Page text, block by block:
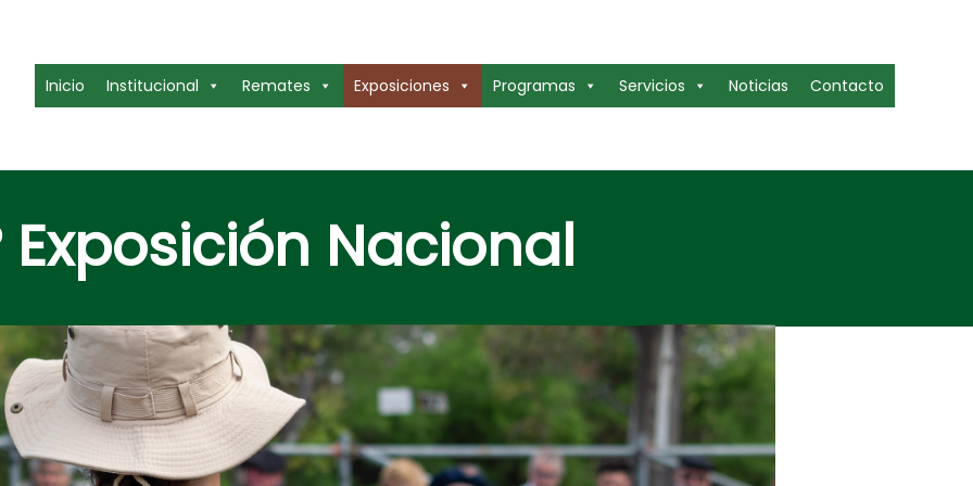
Inicio Institucional Remates Exposiciones Programas Servicios Noticias Contacto
Exposición Nacional